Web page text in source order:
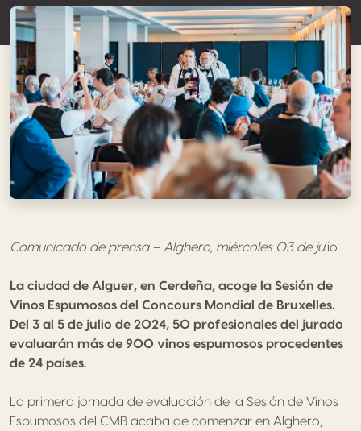
Comunicado de prensa – Alghero, miércoles 03 de julio
La ciudad de Alguer, en Cerdeña, acoge la Sesión de
Vinos Espumosos del Concours Mondial de Bruxelles.
Del 3 al 5 de julio de 2024, 50 profesionales del jurado
evaluarán más de 900 vinos espumosos procedentes
de 24 países.
La primera jornada de evaluación de la Sesión de Vinos
Espumosos del CMB acaba de comenzar en Alghero,